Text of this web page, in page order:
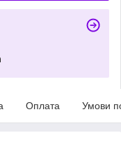
Оплата Умови